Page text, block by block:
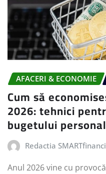
AFACERI & ECONOMIE
Cum să
2026: tehnici
bugetului personal
Redactia
Anul 2026 vine cu